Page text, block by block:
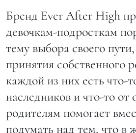
Бренд Ever After High
девочкам-подросткам
тему выбора своего
принятия собственного
каждой из них есть что-
наследников и что-то от
родителям помогает
подумать над тем, что в